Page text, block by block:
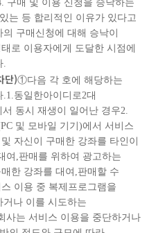
구매 및 이용 신청을 승낙하는
는 등 합리적인 이유가 있다고
구매신청에 대해 승낙이
로 이용자에게 도달한 시점에
.
단)①다음 각 호에 해당하는
동일한아이디로2대
동시 재생이 일어난 경우2.
및 모바일 기기)에서 서비스
자신이 구매한 강좌를 타인이
여,판매를 위하여 광고하는
한 강좌를 대여,판매할 수
이용 중 복제프로그램을
나 이를 시도하는
는 서비스 이용을 중단하거나